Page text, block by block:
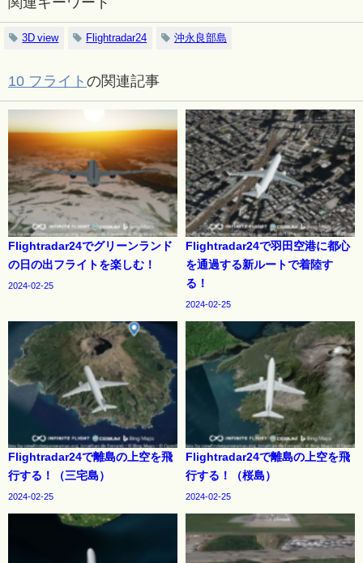
3D view Flightradar24 沖永良部島
10 フライト の関連記事
Flightradar24でグリーンランド
の日の出フライトを楽しむ！
2024-02-25
Flightradar24で羽田空港に都心
を通過する新ルートで着陸す
る！
2024-02-25
Flightradar24で離島の上空を飛
行する！（三宅島）
2024-02-25
Flightradar24で離島の上空を飛
行する！（桜島）
2024-02-25